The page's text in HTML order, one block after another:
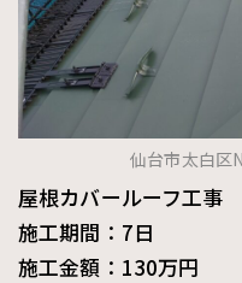
仙台市太白区
屋根カバールーフ工事
施工期間：7日
施工金額：130万円